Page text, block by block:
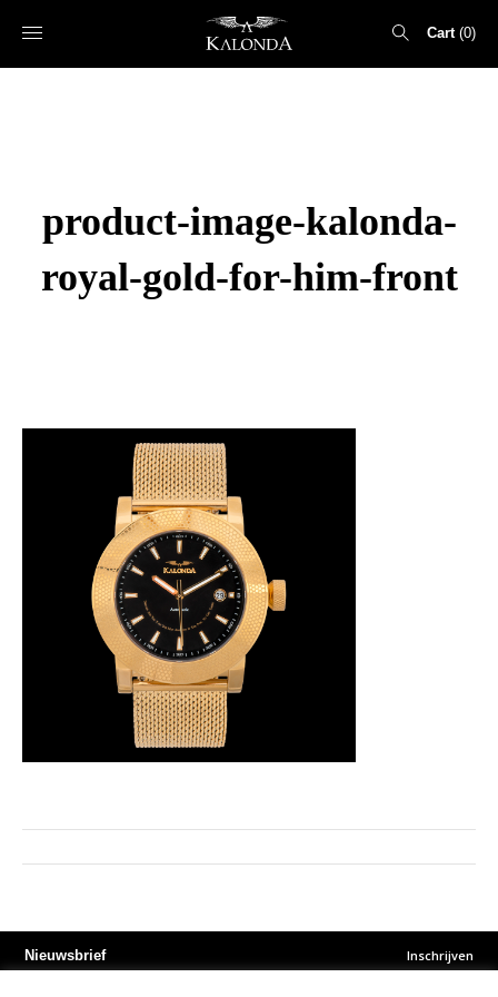
Cart 0
product-image-kalonda-
royal-gold-for-him-front
Nieuwsbrief Inschrijven